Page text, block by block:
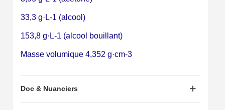
Livraison sous 24 h en France Métropolitaine
Retour produits sous 14 jours
Réduction de 5€ sur la première commande
Inscription à la newsletter : 5€ de réduction
33,3 g·L-1 (alcool)
153,8 g·L-1 (alcool bouillant)
Masse volumique 4,352 g·cm-3
Doc & Nuanciers